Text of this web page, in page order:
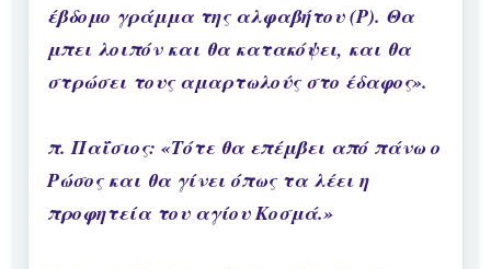
έβδομο γράμμα της αλφαβήτου (Ρ). Θα
μπει λοιπόν και θα κατακόψει, και θα
στρώσει τους αμαρτωλούς στο έδαφος».
π. Παΐσιος: «Τότε θα επέμβει από πάνω ο
Ρώσος και θα γίνει όπως τα λέει η
προφητεία του αγίου Κοσμά.»